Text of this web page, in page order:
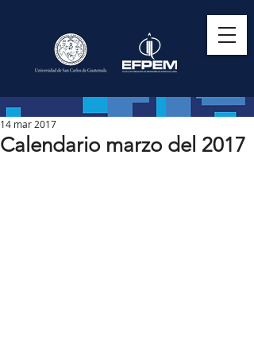
Calendario marzo del 2017
14 mar 2017